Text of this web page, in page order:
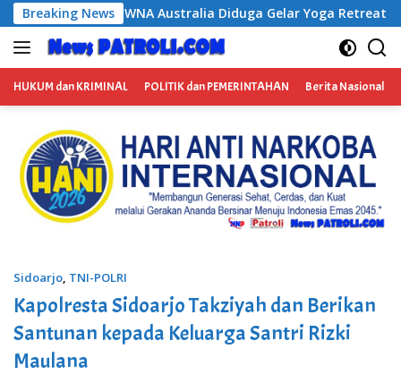
Langsung
ke
konten
Breaking News
Gelar Yoga Retreat dan Menjadi Instruktur Meditasi
HUKUM dan KRIMINAL POLITIK dan PEMERINTAHAN Berita Nasional
Sidoarjo, TNI-POLRI
Kapolresta Sidoarjo Takziyah dan Berikan
Santunan kepada Keluarga Santri Rizki
Maulana